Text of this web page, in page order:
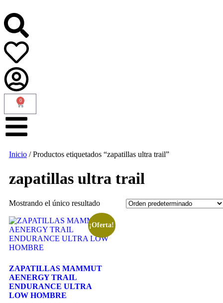
0
Inicio / Productos etiquetados “zapatillas ultra trail”
zapatillas ultra trail
Mostrando el único resultado
¡Oferta!
ZAPATILLAS MAMMUT
AENERGY TRAIL
ENDURANCE ULTRA
LOW HOMBRE